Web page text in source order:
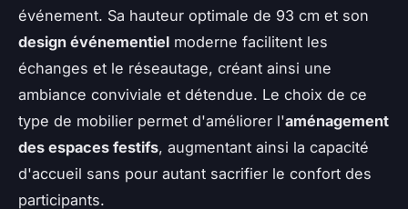
événement. Sa hauteur optimale de 93 cm et son
design événementiel moderne facilitent les
échanges et le réseautage, créant ainsi une
ambiance conviviale et détendue. Le choix de ce
type de mobilier permet d'améliorer l'aménagement
des espaces festifs, augmentant ainsi la capacité
d'accueil sans pour autant sacrifier le confort des
participants.